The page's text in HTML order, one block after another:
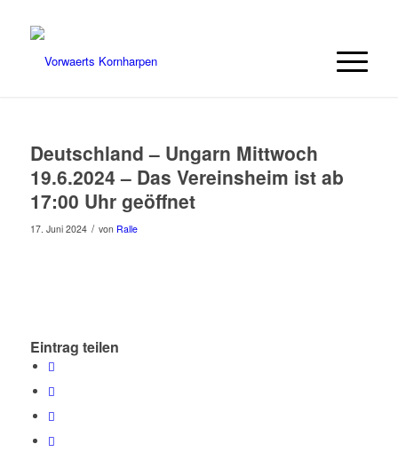
Deutschland – Ungarn Mittwoch
19.6.2024 – Das Vereinsheim ist ab
17:00 Uhr geöffnet
17. Juni 2024 / von Ralle
Eintrag teilen